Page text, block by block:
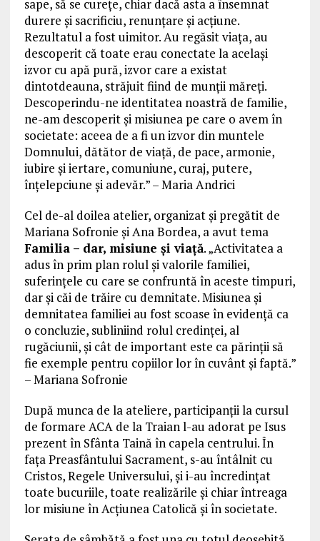
sape, să se cureţe, chiar dacă asta a însemnat
durere şi sacrificiu, renunţare şi acţiune.
Rezultatul a fost uimitor. Au regăsit viaţa, au
descoperit că toate erau conectate la acelaşi
izvor cu apă pură, izvor care a existat
dintotdeauna, străjuit fiind de munţii măreţi.
Descoperindu-ne identitatea noastră de familie,
ne-am descoperit şi misiunea pe care o avem în
societate: aceea de a fi un izvor din muntele
Domnului, dătător de viaţă, de pace, armonie,
iubire şi iertare, comuniune, curaj, putere,
înţelepciune şi adevăr.” – Maria Andrici
Cel de-al doilea atelier, organizat și pregătit de
Mariana Sofronie și Ana Bordea, a avut tema
Familia – dar, misiune și viață. „Activitatea a
adus în prim plan rolul și valorile familiei,
suferințele cu care se confruntă în aceste timpuri,
dar și căi de trăire cu demnitate. Misiunea și
demnitatea familiei au fost scoase în evidență ca
o concluzie, subliniind rolul credinței, al
rugăciunii, și cât de important este ca părinții să
fie exemple pentru copiilor lor în cuvânt și faptă.”
– Mariana Sofronie
După munca de la ateliere, participanții la cursul
de formare ACA de la Traian l-au adorat pe Isus
prezent în Sfânta Taină în capela centrului. În
fața Preasfântului Sacrament, s-au întâlnit cu
Cristos, Regele Universului, și i-au încredințat
toate bucuriile, toate realizările și chiar întreaga
lor misiune în Acțiunea Catolică și în societate.